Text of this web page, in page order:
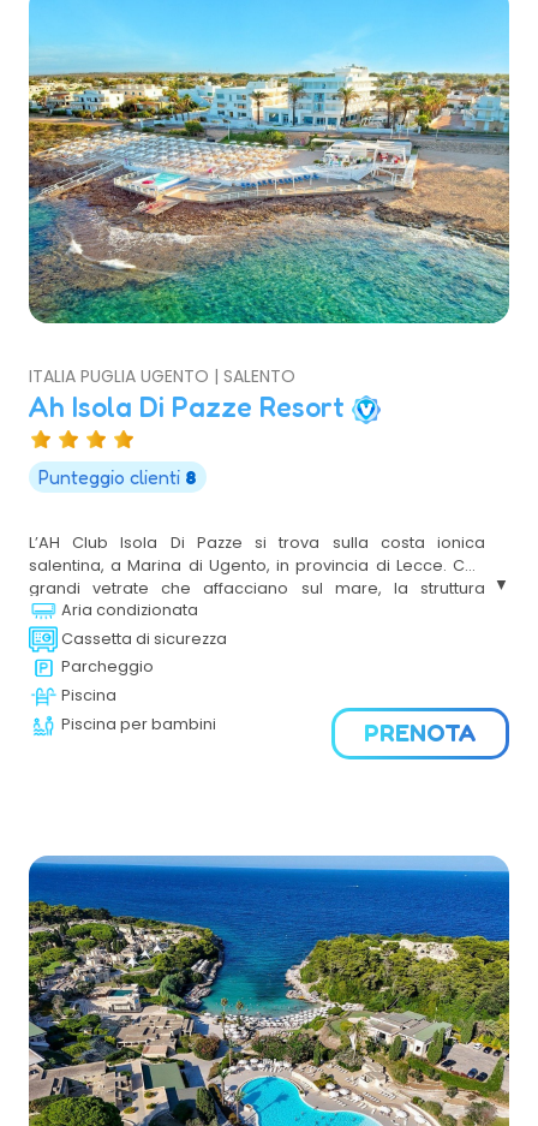
ITALIA PUGLIA UGENTO | SALENTO
Ah Isola Di Pazze Resort
Punteggio clienti 8
L’AH Club Isola Di Pazze si trova sulla costa ionica
salentina, a Marina di Ugento, in provincia di Lecce. Con
grandi vetrate che affacciano sul mare, la struttura
luminosa e accogliente si sviluppa su più piani dove si
trovano tutti i principali servizi. Nel cuore del Salento, l’hotel
è il punto di partenza privilegiato per visitare la Puglia.
Aria condizionata
Cassetta di sicurezza
Parcheggio
Piscina
Piscina per bambini
PRENOTA